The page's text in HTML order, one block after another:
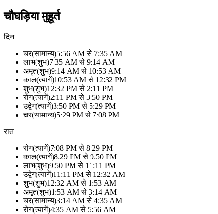
चौघड़िया मुहूर्त
दिन
चर(सामान्य)5:56 AM से 7:35 AM
लाभ(शुभ)7:35 AM से 9:14 AM
अमृत(शुभ)9:14 AM से 10:53 AM
काल(त्यागें)10:53 AM से 12:32 PM
शुभ(शुभ)12:32 PM से 2:11 PM
रोग(त्यागें)2:11 PM से 3:50 PM
उद्वेग(त्यागें)3:50 PM से 5:29 PM
चर(सामान्य)5:29 PM से 7:08 PM
रात
रोग(त्यागें)7:08 PM से 8:29 PM
काल(त्यागें)8:29 PM से 9:50 PM
लाभ(शुभ)9:50 PM से 11:11 PM
उद्वेग(त्यागें)11:11 PM से 12:32 AM
शुभ(शुभ)12:32 AM से 1:53 AM
अमृत(शुभ)1:53 AM से 3:14 AM
चर(सामान्य)3:14 AM से 4:35 AM
रोग(त्यागें)4:35 AM से 5:56 AM